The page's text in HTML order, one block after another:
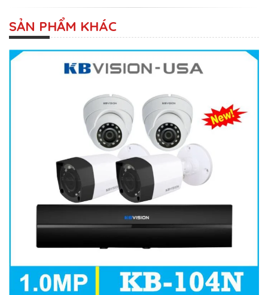
SẢN PHẨM KHÁC